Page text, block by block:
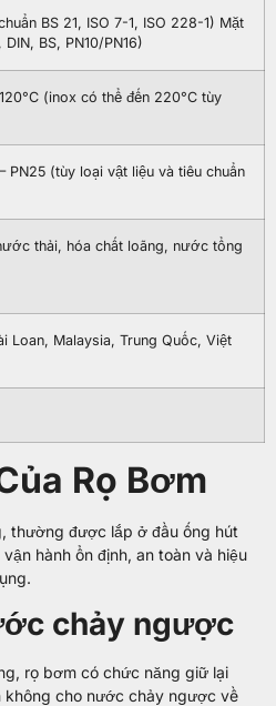
BS 21, ISO 7-1, ISO 228-1) Mặt
DIN, BS, PN10/PN16)
(inox có thể đến 220°C tùy
– PN25 (tùy loại vật liệu và tiêu chuẩn
thải, hóa chất loãng, nước tổng
Loan, Malaysia, Trung Quốc, Việt
Rọ Bơm
thường được lắp ở đầu ống hút
hành ổn định, an toàn và hiệu
chảy ngược
rọ bơm có chức năng giữ lại
cho nước chảy ngược về